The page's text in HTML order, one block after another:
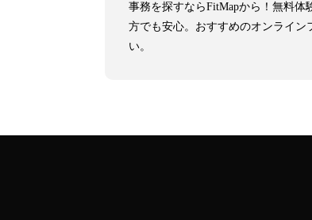
事務を探すならFitMapから！無料
方でも安心。おすすめのオンライン
い。